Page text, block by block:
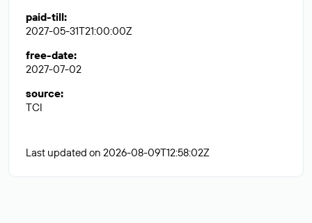
paid-till:
2027-05-31T21:00:00Z
free-date:
2027-07-02
source:
TCI
Last updated on 2026-08-09T12:58:02Z